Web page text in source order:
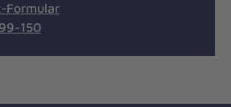
Formular
150